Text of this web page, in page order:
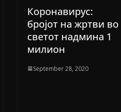
Коронавирус:
бројот на жртви во
светот надмина 1
милион
September 28, 2020